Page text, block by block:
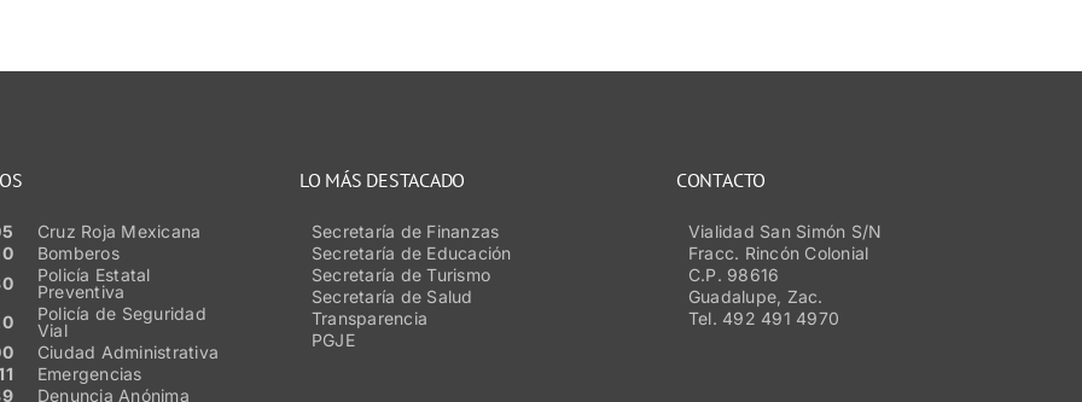
Cruz Roja Mexicana
Bomberos
Policía Estatal
Preventiva
Policía de Seguridad
Vial
Ciudad Administrativa
Emergencias
Denuncia Anónima
LO MÁS DESTACADO
Secretaría de Finanzas
Secretaría de Educación
Secretaría de Turismo
Secretaría de Salud
Transparencia
PGJE
CONTACTO
Vialidad San Simón S/N
Fracc. Rincón Colonial
C.P. 98616
Guadalupe, Zac.
Tel. 492 491 4970